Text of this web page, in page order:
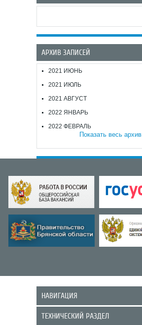
АРХИВ ЗАПИСЕЙ
2021 ИЮНЬ
2021 ИЮЛЬ
2021 АВГУСТ
2022 ЯНВАРЬ
2022 ФЕВРАЛЬ
Показать весь архив
НАВИГАЦИЯ
ТЕХНИЧЕСКИЙ РАЗДЕЛ